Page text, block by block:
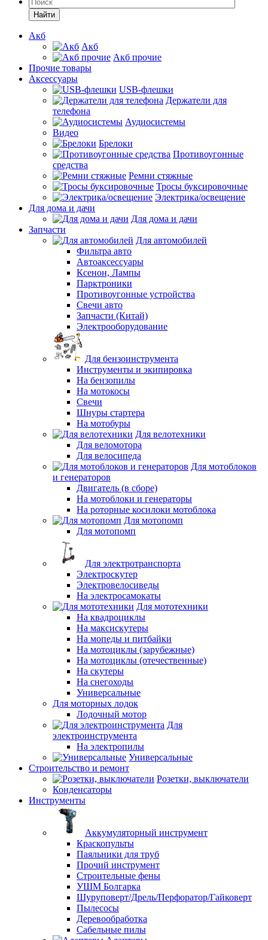
Найти
Акб
Акб
Акб прочие
Прочие товары
Аксессуары
USB-флешки
Держатели для
телефона
Аудиосистемы
Видео
Брелоки
Противоугонные
средства
Ремни стяжные
Тросы буксировочные
Электрика/освещение
Для дома и дачи
Для дома и дачи
Запчасти
Для автомобилей
Фильтра авто
Автоаксессуары
Ксенон, Лампы
Парктроники
Противоугонные устройства
Свечи авто
Запчасти (Китай)
Электрооборудование
Для бензоинструмента
Инструменты и экипировка
На бензопилы
На мотокосы
Свечи
Шнуры стартера
На мотобуры
Для велотехники
Для веломотора
Для велосипеда
Для мотоблоков
и генераторов
Двигатель (в сборе)
На мотоблоки и генераторы
На роторные косилоки мотоблока
Для мотопомп
Для мотопомп
Для электротранспорта
Электроскутер
Электровелосиведы
На электросамокаты
Для мототехники
На квадроциклы
На максискутеры
На мопеды и питбайки
На мотоциклы (зарубежные)
На мотоциклы (отечественные)
На скутеры
На снегоходы
Универсальные
Для моторных лодок
Лодочный мотор
Для
электроинструмента
На электропилы
Универсальные
Строительство и ремонт
Розетки, выключатели
Конденсаторы
Инструменты
Аккумуляторный инструмент
Краскопульты
Паяльники для труб
Прочий инструмент
Строительные фены
УШМ Болгарка
Шуруповерт/Дрель/Перфоратор/Гайковерт
Пылесосы
Деревообработка
Сабельные пилы